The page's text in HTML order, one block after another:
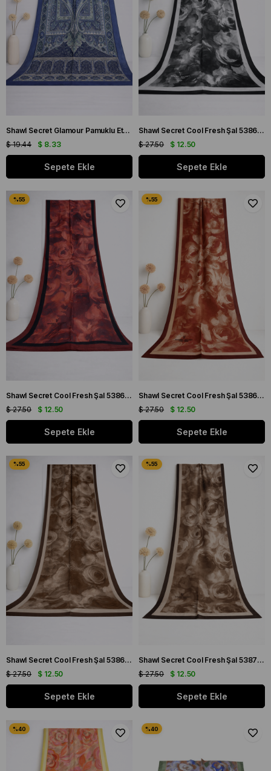
Shawl Secret Glamour Pamuklu Etnik Şal 2 - 52872 Koyu Lacivert Yeşil
$ 8.33
$ 19.44
Sepete Ekle
Shawl Secret Cool Fresh Şal 53863 Siyah Gri
$ 12.50
$ 27.50
Sepete Ekle
Shawl Secret Cool Fresh Şal 53866 Bordo
$ 12.50
$ 27.50
Sepete Ekle
Shawl Secret Cool Fresh Şal 53868 Mercan
$ 12.50
$ 27.50
Sepete Ekle
Shawl Secret Cool Fresh Şal 53869 Kahve
$ 12.50
$ 27.50
Sepete Ekle
Shawl Secret Cool Fresh Şal 53871 Vizon
$ 12.50
$ 27.50
Sepete Ekle